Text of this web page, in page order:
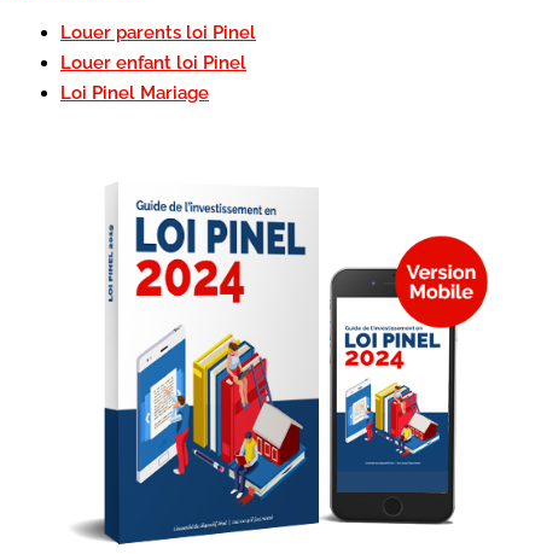
Louer parents loi Pinel
Louer enfant loi Pinel
Loi Pinel Mariage